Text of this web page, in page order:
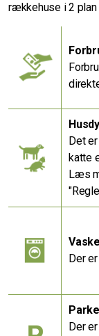
rækkehuse i 2 plan
Det
katte
Læs
Der
Der